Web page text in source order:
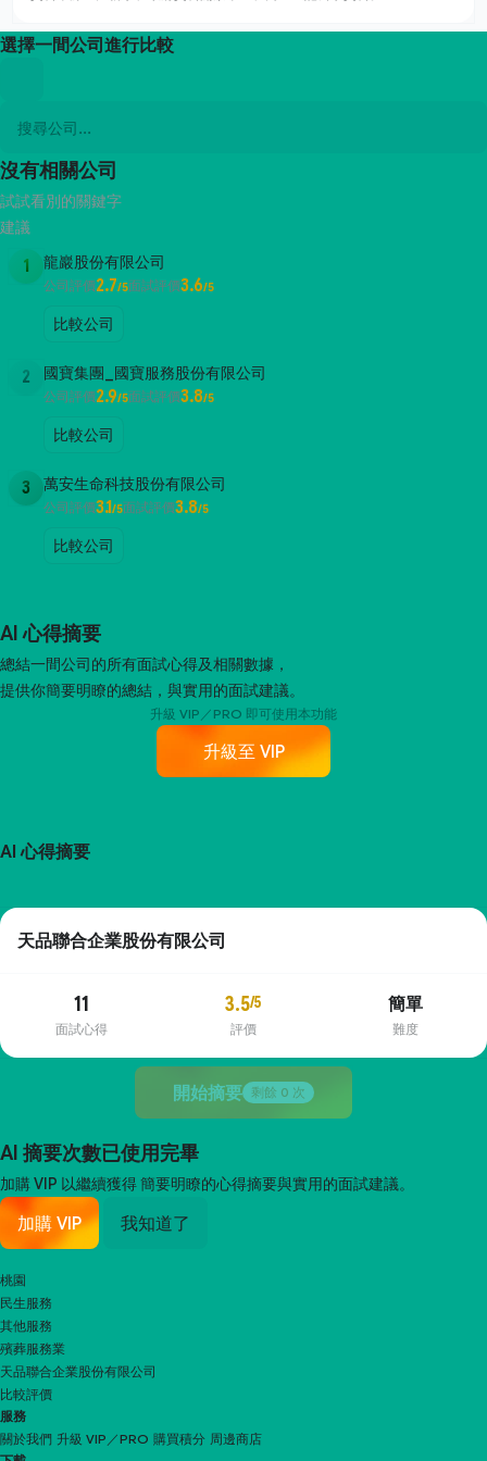
選擇一間公司進行比較
沒有相關公司
試試看別的關鍵字
建議
1 龍巖股份有限公司
公司評價2.7/5面試評價3.6/5
比較公司
2 國寶集團_國寶服務股份有限公司
公司評價2.9/5面試評價3.8/5
比較公司
3 萬安生命科技股份有限公司
公司評價3.1/5面試評價3.8/5
比較公司
AI 心得摘要
總結一間公司的所有面試心得及相關數據，
提供你簡要明瞭的總結，與實用的面試建議。
升級 VIP／PRO 即可使用本功能
升級至 VIP
AI 心得摘要
天品聯合企業股份有限公司
11
面試心得
3.5/5
評價
簡單
難度
開始摘要 剩餘 0 次
AI 摘要次數已使用完畢
加購 VIP 以繼續獲得簡要明瞭的心得摘要與實用的面試建議。
加購 VIP 我知道了
桃園
民生服務
其他服務
殯葬服務業
天品聯合企業股份有限公司
比較評價
服務
關於我們 升級 VIP／PRO 購買積分 周邊商店